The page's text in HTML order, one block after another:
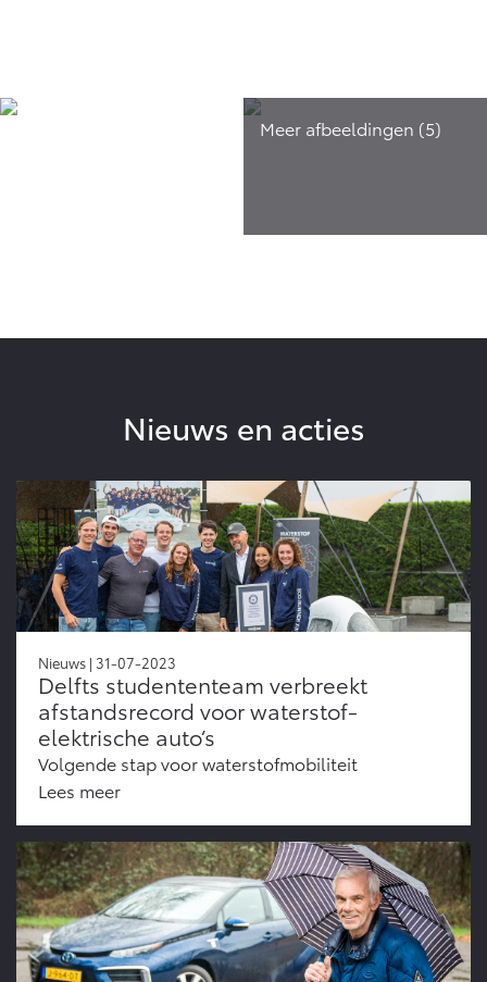
Nieuws en acties
Nieuws | 31-07-2023
Delfts studententeam verbreekt
afstandsrecord voor waterstof-
elektrische auto’s
Volgende stap voor waterstofmobiliteit
Lees meer